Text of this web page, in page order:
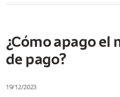
¿Cómo puedo agregar puntos
¿Cómo son las tarifas del servicio
¿Cómo se hace el abono de mis
Colombia?
¿Cómo apago el
de pago?
19/12/2023